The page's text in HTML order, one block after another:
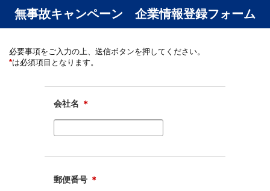
無事故キャンペーン 企業情報登録フォーム
必要事項をご入力の上、送信ボタンを押してください。
*は必須項目となります。
会社名 ＊
郵便番号 ＊